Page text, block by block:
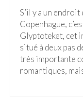
Hanoi
Hué
Mai Chau
S’il y a un
Copenhague,
Glyptoteket, cet
situé à deux pas
très importante
romantiques,